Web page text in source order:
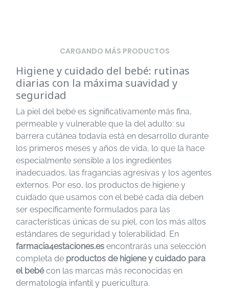
CARGANDO MÁS PRODUCTOS
Higiene y cuidado del bebé: rutinas
diarias con la máxima suavidad y
seguridad
La piel del bebé es significativamente más fina,
permeable y vulnerable que la del adulto: su
barrera cutánea todavía está en desarrollo durante
los primeros meses y años de vida, lo que la hace
especialmente sensible a los ingredientes
inadecuados, las fragancias agresivas y los agentes
externos. Por eso, los productos de higiene y
cuidado que usamos con el bebé cada día deben
ser específicamente formulados para las
características únicas de su piel, con los más altos
estándares de seguridad y tolerabilidad. En
farmacia4estaciones.es encontrarás una selección
completa de productos de higiene y cuidado para
el bebécon las marcas más reconocidas en
dermatología infantil y puericultura.